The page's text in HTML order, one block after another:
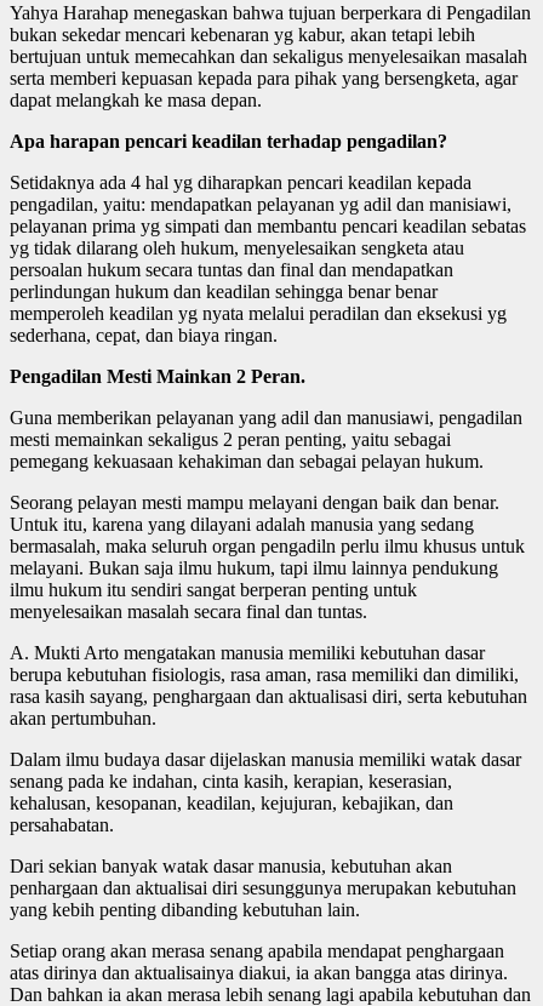
Yahya Harahap menegaskan bahwa tujuan berperkara di Pengadilan
bukan sekedar mencari kebenaran yg kabur, akan tetapi lebih
bertujuan untuk memecahkan dan sekaligus menyelesaikan masalah
serta memberi kepuasan kepada para pihak yang bersengketa, agar
dapat melangkah ke masa depan.
Apa harapan pencari keadilan terhadap pengadilan?
Setidaknya ada 4 hal yg diharapkan pencari keadilan kepada
pengadilan, yaitu: mendapatkan pelayanan yg adil dan manisiawi,
pelayanan prima yg simpati dan membantu pencari keadilan sebatas
yg tidak dilarang oleh hukum, menyelesaikan sengketa atau
persoalan hukum secara tuntas dan final dan mendapatkan
perlindungan hukum dan keadilan sehingga benar benar
memperoleh keadilan yg nyata melalui peradilan dan eksekusi yg
sederhana, cepat, dan biaya ringan.
Pengadilan Mesti Mainkan 2 Peran.
Guna memberikan pelayanan yang adil dan manusiawi, pengadilan
mesti memainkan sekaligus 2 peran penting, yaitu sebagai
pemegang kekuasaan kehakiman dan sebagai pelayan hukum.
Seorang pelayan mesti mampu melayani dengan baik dan benar.
Untuk itu, karena yang dilayani adalah manusia yang sedang
bermasalah, maka seluruh organ pengadiln perlu ilmu khusus untuk
melayani. Bukan saja ilmu hukum, tapi ilmu lainnya pendukung
ilmu hukum itu sendiri sangat berperan penting untuk
menyelesaikan masalah secara final dan tuntas.
A. Mukti Arto mengatakan manusia memiliki kebutuhan dasar
berupa kebutuhan fisiologis, rasa aman, rasa memiliki dan dimiliki,
rasa kasih sayang, penghargaan dan aktualisasi diri, serta kebutuhan
akan pertumbuhan.
Dalam ilmu budaya dasar dijelaskan manusia memiliki watak dasar
senang pada ke indahan, cinta kasih, kerapian, keserasian,
kehalusan, kesopanan, keadilan, kejujuran, kebajikan, dan
persahabatan.
Dari sekian banyak watak dasar manusia, kebutuhan akan
penhargaan dan aktualisai diri sesunggunya merupakan kebutuhan
yang kebih penting dibanding kebutuhan lain.
Setiap orang akan merasa senang apabila mendapat penghargaan
atas dirinya dan aktualisainya diakui, ia akan bangga atas dirinya.
Dan bahkan ia akan merasa lebih senang lagi apabila kebutuhan dan